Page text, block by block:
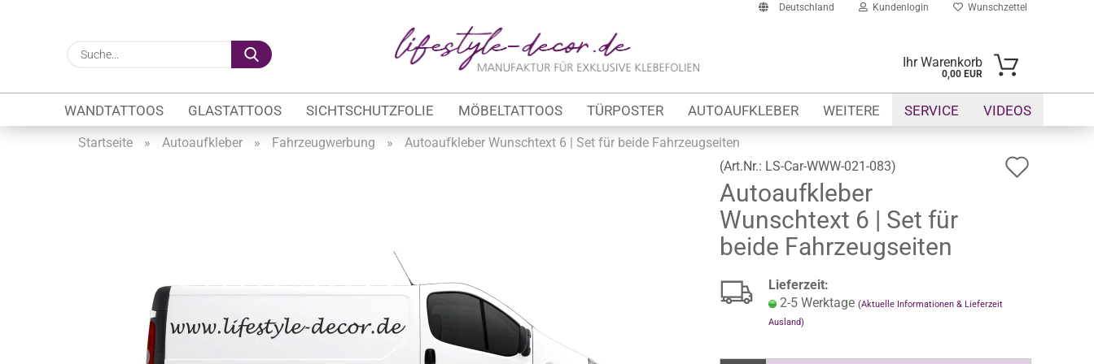
Deutschland
Lieferland
Kundenlogin
E-Mail
Passwort
Konto erstellen
Passwort vergessen?
Wunschzettel
Suche...
Ihr Warenkorb
0,00 EUR
WANDTATTOOS GLASTATTOOS SICHTSCHUTZFOLIE MÖBELTATTOOS TÜRPOSTER AUTOAUFKLEBER SERVICE VIDEOS
WEITERE
Sichtschutzfolien Gewerbe
Glasbeschriftung
Glasmotive
Startseite » Autoaufkleber » Fahrzeugwerbung »
Autoaufkleber Wunschtext 6 | Set für beide Fahrzeugseiten
(Art.Nr.: LS-Car-WWW-021-083)
Autoaufkleber
Wunschtext 6 | Set für
beide Fahrzeugseiten
Lieferzeit:
2-5 Werktage (Aktuelle Informationen & Lieferzeit
Ausland)